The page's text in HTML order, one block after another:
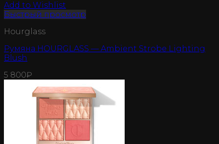
Add to Wishlist
Быстрый просмотр
Hourglass
Румяна HOURGLASS — Ambient Strobe Lighting
Blush
5 800₽